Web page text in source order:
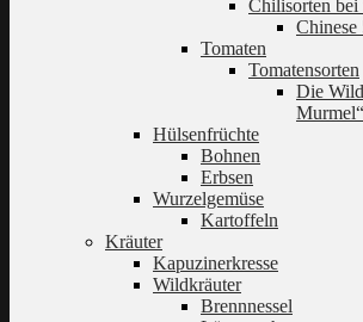
Chilisorten bei
Tomaten
Tomatensorten
Die
Murmel“
Hülsenfrüchte
Bohnen
Erbsen
Wurzelgemüse
Kartoffeln
Kräuter
Kapuzinerkresse
Wildkräuter
Brennnessel